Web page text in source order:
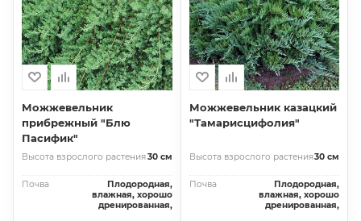
Можжевельник
прибрежный "Блю
Пасифик"
Высота взрослого растения30 см
Почва
Плодородная,
влажная, хорошо
дренированная,
Можжевельник казацкий
"Тамарисцифолия"
Высота взрослого растения30 см
Почва
Плодородная,
влажная, хорошо
дренированная,